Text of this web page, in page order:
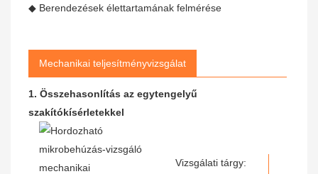
◆ Berendezések élettartamának felmérése
Mechanikai teljesítményvizsgálat
1. Összehasonlítás az egytengelyű
szakítókísérletekkel
Vizsgálati tárgy: